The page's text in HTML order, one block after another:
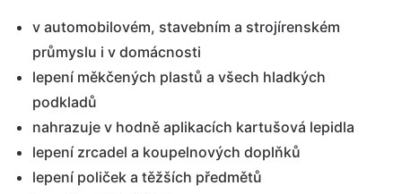
v automobilovém, stavebním a strojírenském
průmyslu i v domácnosti
lepení měkčených plastů a všech hladkých
podkladů
nahrazuje v hodně aplikacích kartušová lepidla
lepení zrcadel a koupelnových doplňků
lepení poliček a těžších předmětů